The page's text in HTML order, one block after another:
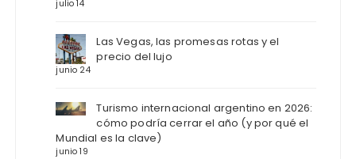
julio 14
Las Vegas, las promesas rotas y el
precio del lujo
junio 24
Turismo internacional argentino en 2026:
cómo podría cerrar el año (y por qué el
Mundial es la clave)
junio 19